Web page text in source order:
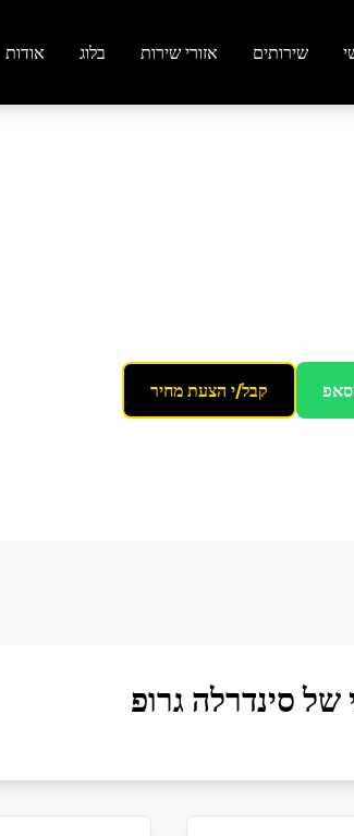
שירותים אזורי שירות בלוג אודות
קבל/י הצעת מחיר
של סינדרלה גרופ